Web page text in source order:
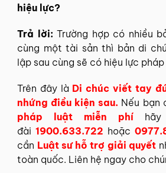
hiệu lực?
Trả lời: Trường hợp có nhiều
cùng một tài sản thì bản di
lập sau cùng sẽ có hiệu lực
Trên đây là Di chúc viết tay
nhứng điều kiện sau. Nếu bạn
pháp luật miễn phí
đài 1900.633.722 hoặc
cần Luật sư hỗ trợ giải quyết
toàn quốc. Liên hệ ngay cho